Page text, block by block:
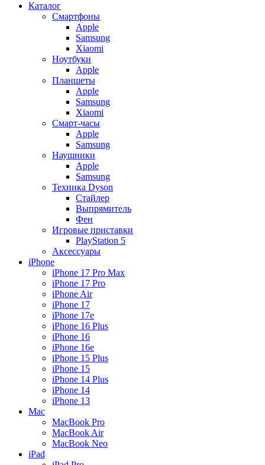
Каталог
Смартфоны
Apple
Samsung
Xiaomi
Ноутбуки
Apple
Планшеты
Apple
Samsung
Xiaomi
Смарт-часы
Apple
Samsung
Наушники
Apple
Samsung
Техника Dyson
Стайлер
Выпрямитель
Фен
Игровые приставки
PlayStation 5
Аксессуары
iPhone
iPhone 17 Pro Max
iPhone 17 Pro
iPhone Air
iPhone 17
iPhone 17e
iPhone 16 Plus
iPhone 16
iPhone 16e
iPhone 15 Plus
iPhone 15
iPhone 14 Plus
iPhone 14
iPhone 13
Mac
MacBook Pro
MacBook Air
MacBook Neo
iPad